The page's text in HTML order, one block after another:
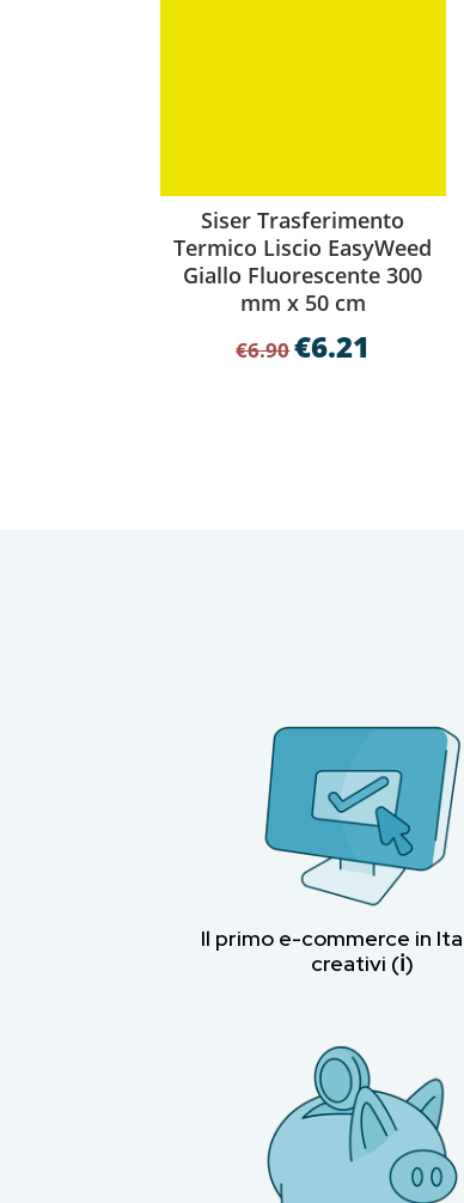
Siser Trasferimento
Termico Liscio EasyWeed
Giallo Fluorescente 300
mm x 50 cm
€6.90Il
€6.21
Il primo e-commerce in
creativi (ℹ︎)